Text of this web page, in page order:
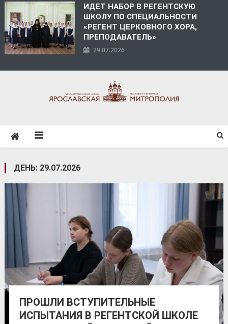
ИДЕТ НАБОР В РЕГЕНТСКУЮ
ШКОЛУ ПО СПЕЦИАЛЬНОСТИ
«РЕГЕНТ ЦЕРКОВНОГО ХОРА,
ПРЕПОДАВАТЕЛЬ»
29.07.2026
ДЕНЬ: 29.07.2026
ПРОШЛИ ВСТУПИТЕЛЬНЫЕ
ИСПЫТАНИЯ В РЕГЕНТСКОЙ ШКОЛЕ